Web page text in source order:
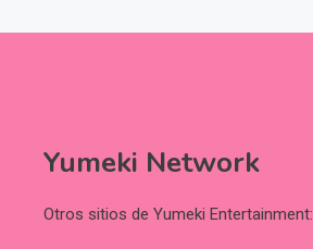
Yumeki Network
Otros sitios de Yumeki Entertainment: